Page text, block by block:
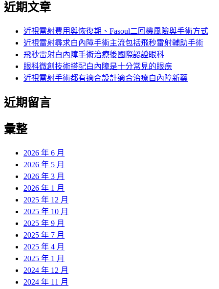
近期文章
近視雷射費用與恢復期、Fasoul二回機風險與手術方式
近視雷射尋求白內障手術主流包括飛秒雷射輔助手術
飛秒雷射白內障手術治療後國際認證眼科
眼科微創技術搭配白內障是十分常見的眼疾
近視雷射手術都有適合設計適合治療白內障新藥
近期留言
彙整
2026 年 6 月
2026 年 5 月
2026 年 3 月
2026 年 1 月
2025 年 12 月
2025 年 10 月
2025 年 9 月
2025 年 7 月
2025 年 4 月
2025 年 1 月
2024 年 12 月
2024 年 11 月